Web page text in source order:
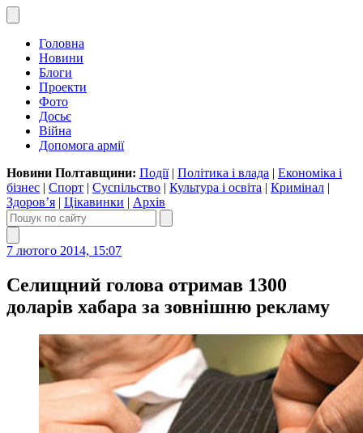
Головна
Новини
Блоги
Проекти
Фото
Досьє
Війна
Допомога армії
Новини Полтавщини: Події| Політика і влада | Економіка і
бізнес | Спорт | Суспільство | Культура і освіта | Кримінал |
Здоров’я | Цікавинки | Архів
7 лютого 2014, 15:07
Селищний голова отримав 1300
доларів хабара за зовнішню рекламу